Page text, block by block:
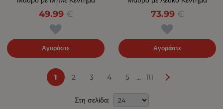
49.99 €
Αγοράστε
73.99 €
Αγοράστε
1 2 3 4 5 ... 111
Στη σελίδα: